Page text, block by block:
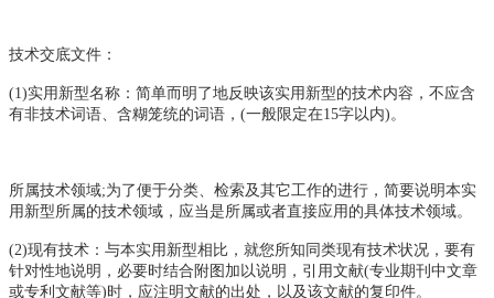
技术交底文件：
(1)实用新型名称：简单而明了地反映该实用新型的技术内容，不应含
有非技术词语、含糊笼统的词语，(一般限定在15字以内)。
所属技术领域;为了便于分类、检索及其它工作的进行，简要说明本实
用新型所属的技术领域，应当是所属或者直接应用的具体技术领域。
(2)现有技术：与本实用新型相比，就您所知同类现有技术状况，要有
针对性地说明，必要时结合附图加以说明，引用文献(专业期刊中文章
或专利文献等)时，应注明文献的出处，以及该文献的复印件。